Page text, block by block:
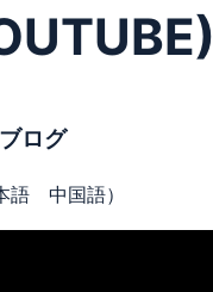
ログ
語 中国語）